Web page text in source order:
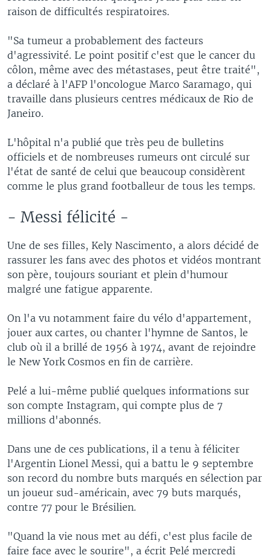
raison de difficultés respiratoires.
"Sa tumeur a probablement des facteurs
d'agressivité. Le point positif c'est que le cancer du
côlon, même avec des métastases, peut être traité",
a déclaré à l'AFP l'oncologue Marco Saramago, qui
travaille dans plusieurs centres médicaux de Rio de
Janeiro.
L'hôpital n'a publié que très peu de bulletins
officiels et de nombreuses rumeurs ont circulé sur
l'état de santé de celui que beaucoup considèrent
comme le plus grand footballeur de tous les temps.
- Messi félicité -
Une de ses filles, Kely Nascimento, a alors décidé de
rassurer les fans avec des photos et vidéos montrant
son père, toujours souriant et plein d'humour
malgré une fatigue apparente.
On l'a vu notamment faire du vélo d'appartement,
jouer aux cartes, ou chanter l'hymne de Santos, le
club où il a brillé de 1956 à 1974, avant de rejoindre
le New York Cosmos en fin de carrière.
Pelé a lui-même publié quelques informations sur
son compte Instagram, qui compte plus de 7
millions d'abonnés.
Dans une de ces publications, il a tenu à féliciter
l'Argentin Lionel Messi, qui a battu le 9 septembre
son record du nombre buts marqués en sélection par
un joueur sud-américain, avec 79 buts marqués,
contre 77 pour le Brésilien.
"Quand la vie nous met au défi, c'est plus facile de
faire face avec le sourire", a écrit Pelé mercredi